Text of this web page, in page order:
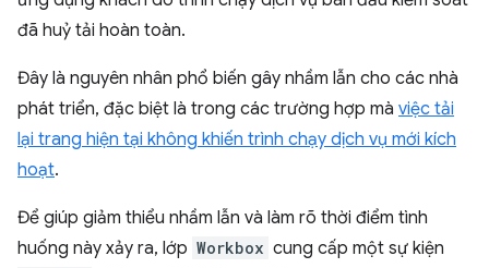
đã huỷ tải hoàn toàn.
Đây là nguyên nhân phổ biến gây nhầm lẫn cho các nhà
phát triển, đặc biệt là trong các trường hợp mà việc tải
lại trang hiện tại không khiến trình chạy dịch vụ mới kích
hoạt.
Để giúp giảm thiểu nhầm lẫn và làm rõ thời điểm tình
huống này xảy ra, lớp Workbox cung cấp một sự kiện